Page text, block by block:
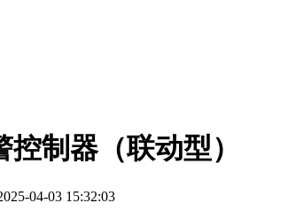
制器（联动型）
04-03 15:32:03